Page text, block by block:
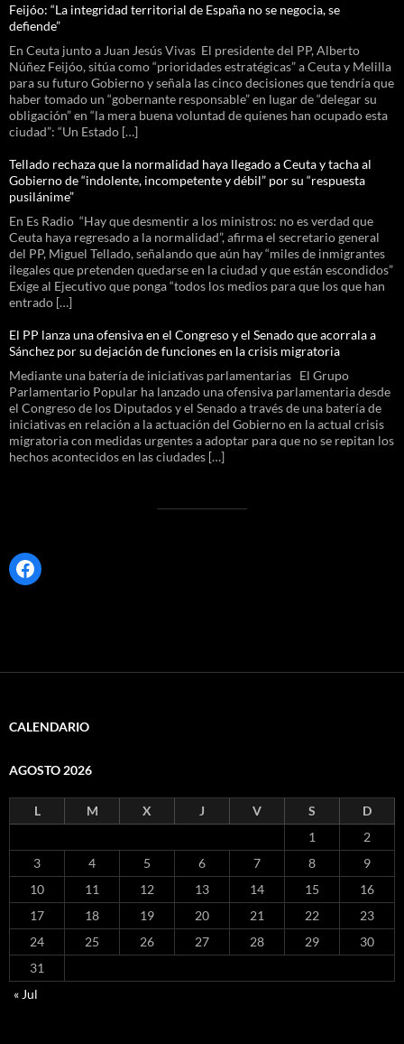
Feijóo: “La integridad territorial de España no se negocia, se
defiende”
En Ceuta junto a Juan Jesús Vivas El presidente del PP, Alberto
Núñez Feijóo, sitúa como “prioridades estratégicas” a Ceuta y Melilla
para su futuro Gobierno y señala las cinco decisiones que tendría que
haber tomado un “gobernante responsable” en lugar de “delegar su
obligación” en “la mera buena voluntad de quienes han ocupado esta
ciudad”: “Un Estado […]
Tellado rechaza que la normalidad haya llegado a Ceuta y tacha al
Gobierno de “indolente, incompetente y débil” por su “respuesta
pusilánime”
En Es Radio “Hay que desmentir a los ministros: no es verdad que
Ceuta haya regresado a la normalidad”, afirma el secretario general
del PP, Miguel Tellado, señalando que aún hay “miles de inmigrantes
ilegales que pretenden quedarse en la ciudad y que están escondidos”
Exige al Ejecutivo que ponga “todos los medios para que los que han
entrado […]
El PP lanza una ofensiva en el Congreso y el Senado que acorrala a
Sánchez por su dejación de funciones en la crisis migratoria
Mediante una batería de iniciativas parlamentarias El Grupo
Parlamentario Popular ha lanzado una ofensiva parlamentaria desde
el Congreso de los Diputados y el Senado a través de una batería de
iniciativas en relación a la actuación del Gobierno en la actual crisis
migratoria con medidas urgentes a adoptar para que no se repitan los
hechos acontecidos en las ciudades […]
Facebook
CALENDARIO
AGOSTO 2026
L M X J V S
D
1
2
3
4 5 6 7 8
9
10
11 12 13 14 15
16
17
18 19 20 21 22
23
24
25 26 27 28 29
30
31
« Jul